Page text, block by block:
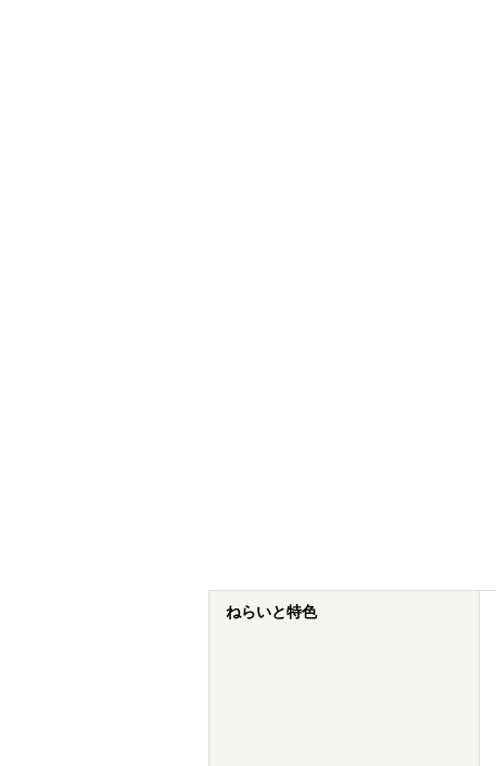
ねらいと特色